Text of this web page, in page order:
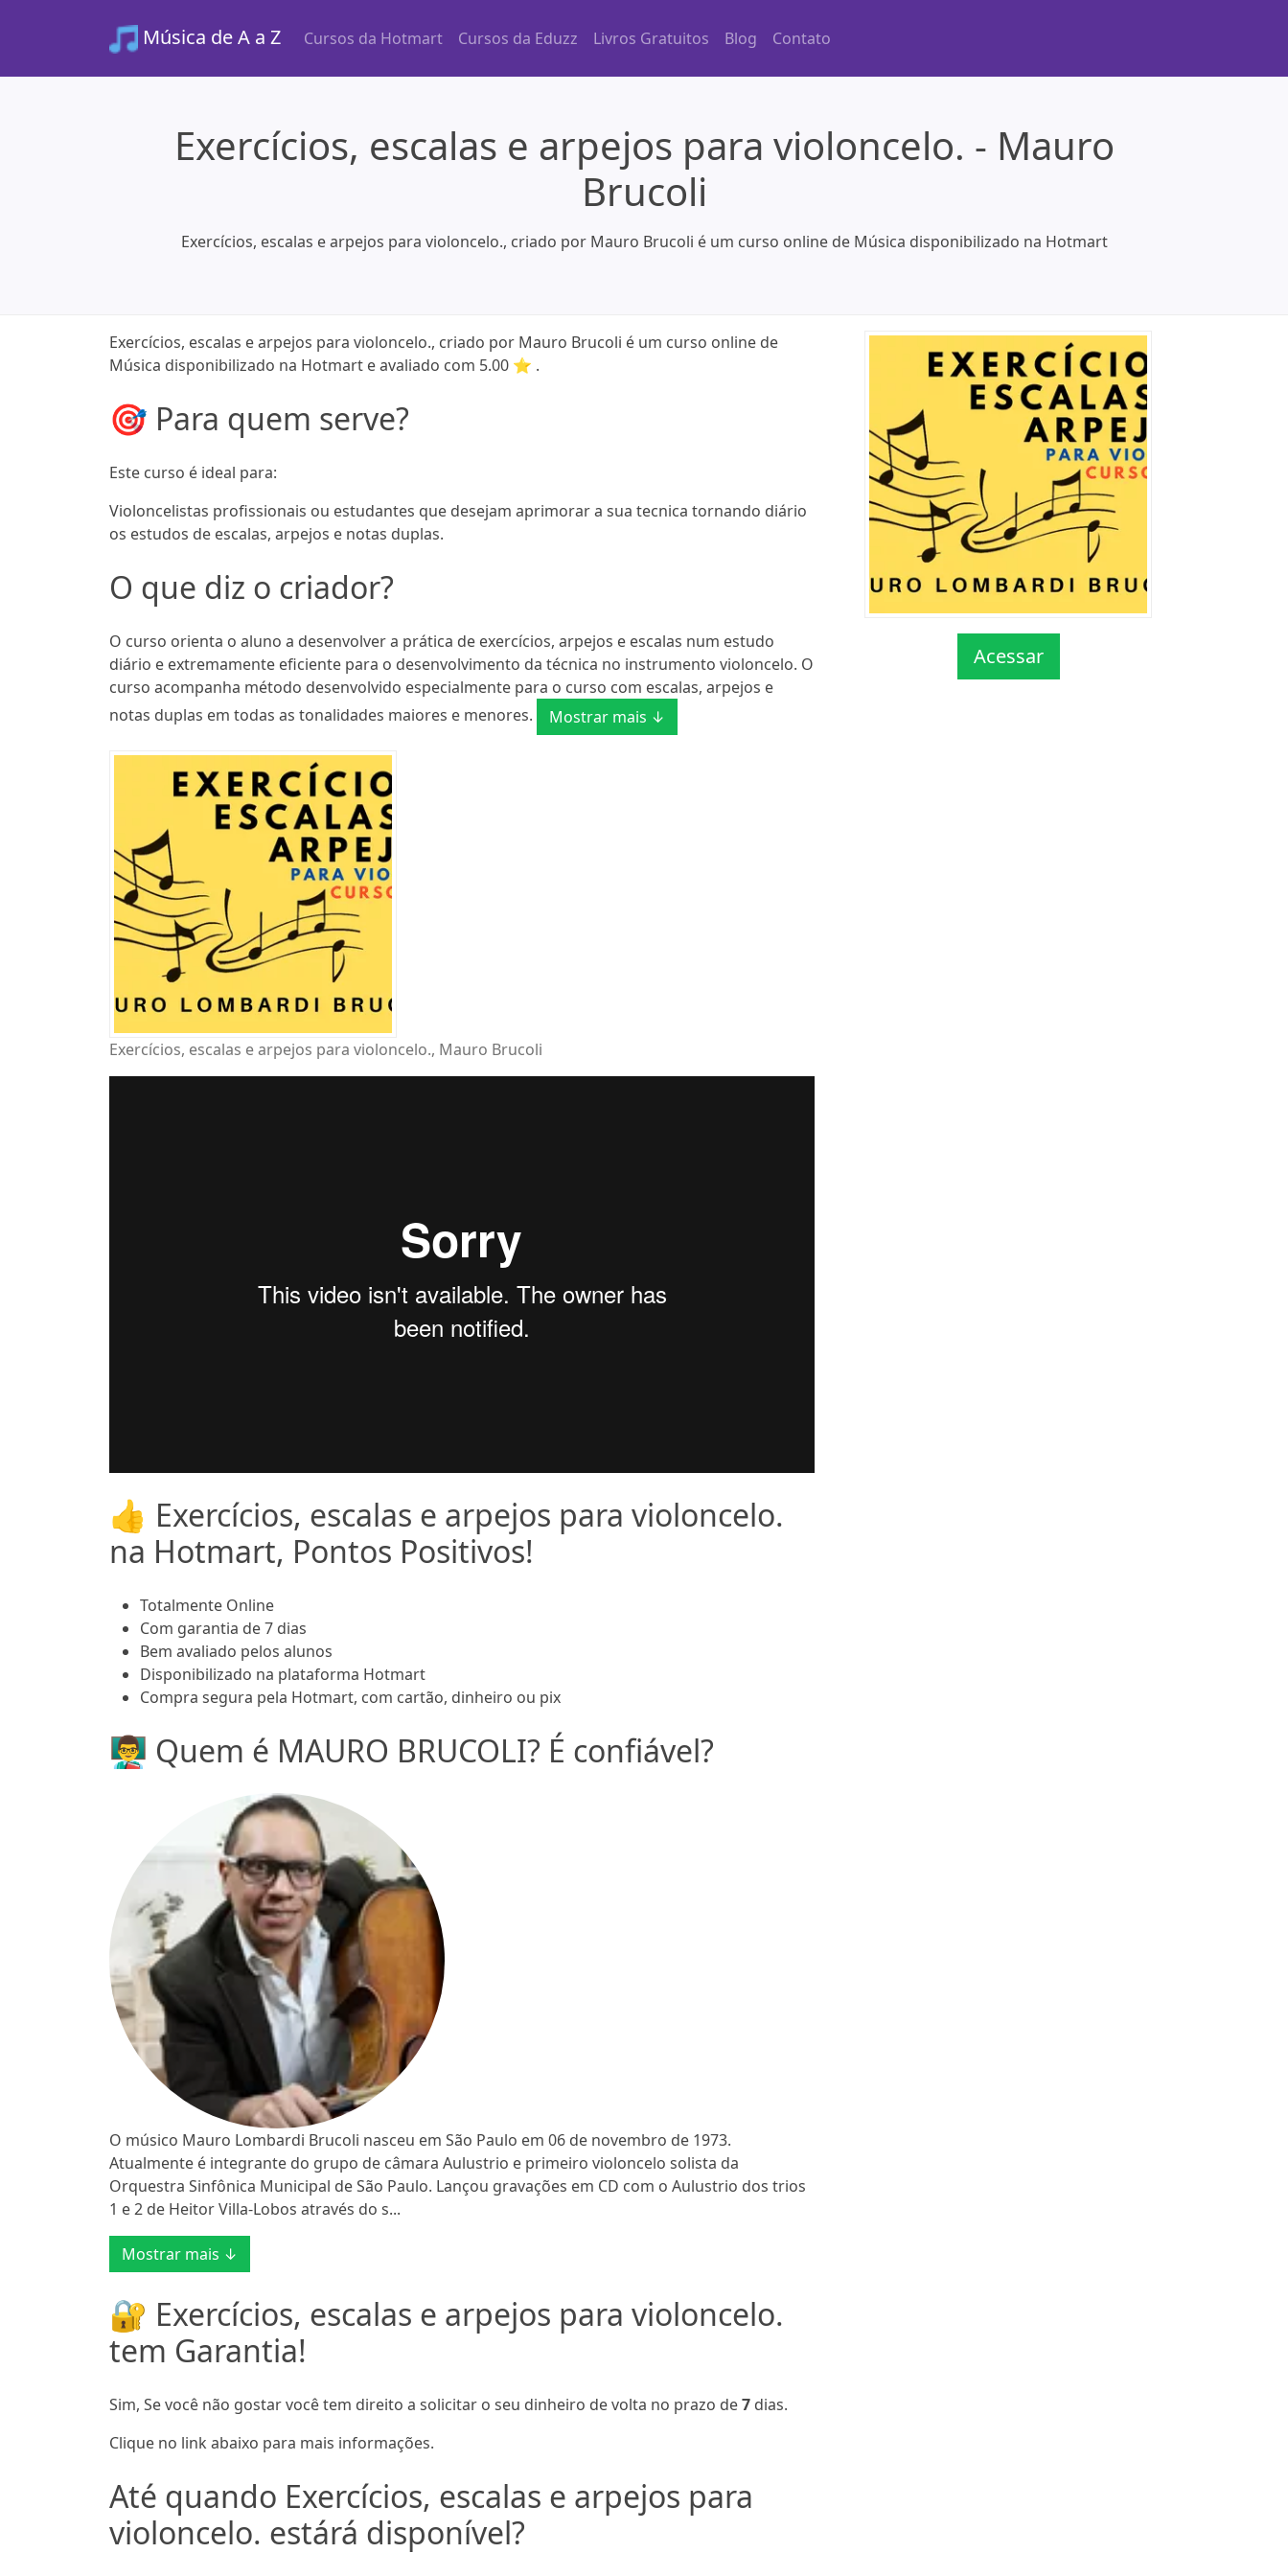
Música de A a Z Cursos da Hotmart Cursos da Eduzz Livros Gratuitos Blog Contato
Exercícios, escalas e arpejos para violoncelo. - Mauro
Brucoli
Exercícios, escalas e arpejos para violoncelo., criado por Mauro Brucoli é um curso online de Música disponibilizado na Hotmart
Exercícios, escalas e arpejos para violoncelo., criado por Mauro Brucoli é um curso online de
Música disponibilizado na Hotmart e avaliado com 5.00 ⭐ .
🎯 Para quem serve?
Este curso é ideal para:
Violoncelistas profissionais ou estudantes que desejam aprimorar a sua tecnica tornando diário
os estudos de escalas, arpejos e notas duplas.
O que diz o criador?
O curso orienta o aluno a desenvolver a prática de exercícios, arpejos e escalas num estudo
diário e extremamente eficiente para o desenvolvimento da técnica no instrumento violoncelo. O
curso acompanha método desenvolvido especialmente para o curso com escalas, arpejos e
notas duplas em todas as tonalidades maiores e menores.
Mostrar mais ↓
Exercícios, escalas e arpejos para violoncelo., Mauro Brucoli
👍 Exercícios, escalas e arpejos para violoncelo.
na Hotmart, Pontos Positivos!
Totalmente Online
Com garantia de 7 dias
Bem avaliado pelos alunos
Disponibilizado na plataforma Hotmart
Compra segura pela Hotmart, com cartão, dinheiro ou pix
👨‍🏫 Quem é MAURO BRUCOLI? É confiável?
O músico Mauro Lombardi Brucoli nasceu em São Paulo em 06 de novembro de 1973.
Atualmente é integrante do grupo de câmara Aulustrio e primeiro violoncelo solista da
Orquestra Sinfônica Municipal de São Paulo. Lançou gravações em CD com o Aulustrio dos trios
1 e 2 de Heitor Villa-Lobos através do s...
Mostrar mais ↓
🔐 Exercícios, escalas e arpejos para violoncelo.
tem Garantia!
Sim, Se você não gostar você tem direito a solicitar o seu dinheiro de volta no prazo de7 dias.
Clique no link abaixo para mais informações.
Até quando Exercícios, escalas e arpejos para
violoncelo. estárá disponível?
Acessar